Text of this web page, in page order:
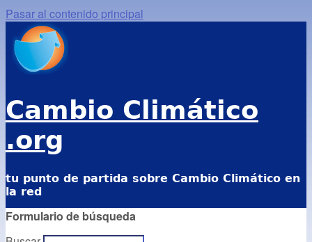
Pasar al contenido principal
Cambio Climático
.org
tu punto de partida sobre Cambio Climático en
la red
Formulario de búsqueda